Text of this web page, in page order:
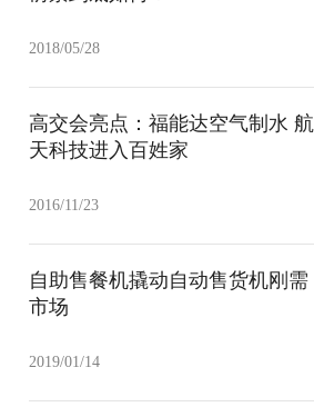
2018/05/28
高交会亮点：福能达空气制水 航
天科技进入百姓家
2016/11/23
自助售餐机撬动自动售货机刚需
市场
2019/01/14